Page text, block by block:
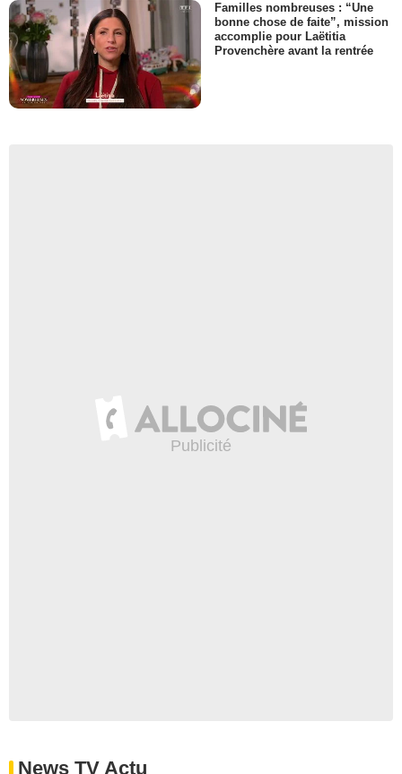
Familles nombreuses : “Une
bonne chose de faite”, mission
accomplie pour Laëtitia
Provenchère avant la rentrée
News TV Actu